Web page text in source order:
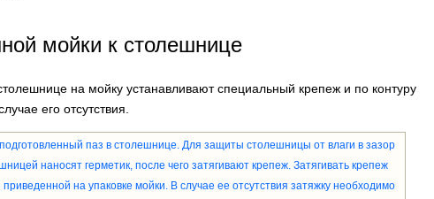
мойки к столешнице
на мойку устанавливают специальный крепеж и по контуру
его отсутствия.